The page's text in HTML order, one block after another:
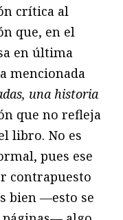
crítica al
que, en el
en última
mencionada
una historia
que no refleja
libro. No es
pues ese
contrapuesto
bien —esto se